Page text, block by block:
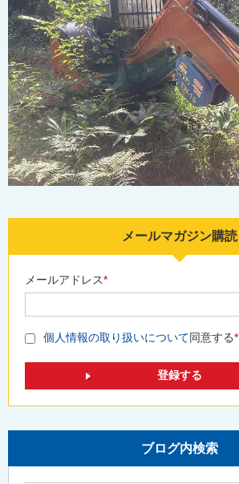
メールマガジン購読
メールアドレス*
個人情報の取り扱いについて同意する*
ブログ内検索